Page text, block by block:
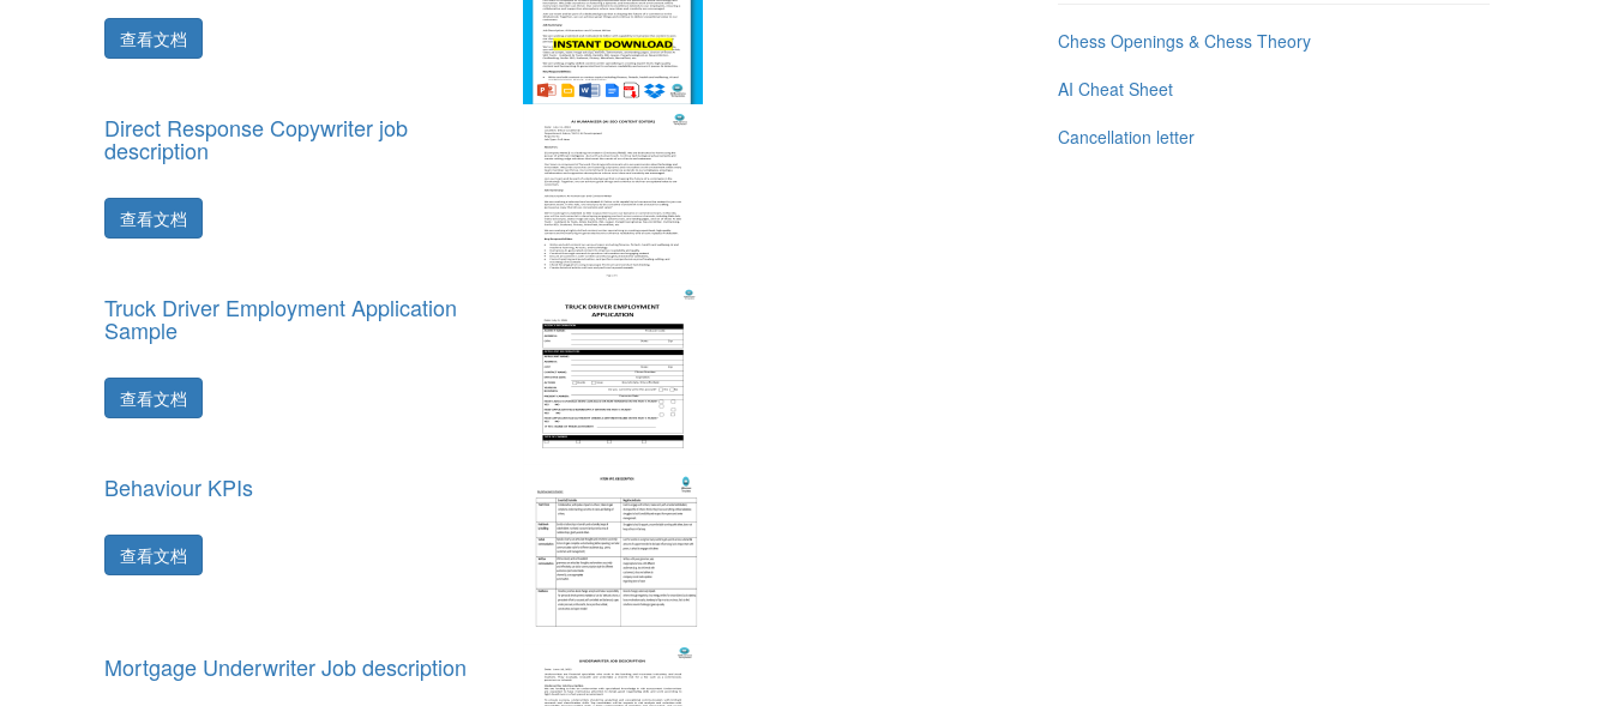
查看文档
Direct Response Copywriter job
description
查看文档
Truck Driver Employment Application
Sample
查看文档
Behaviour KPIs
查看文档
Mortgage Underwriter Job description
Chess Openings & Chess Theory
AI Cheat Sheet
Cancellation letter